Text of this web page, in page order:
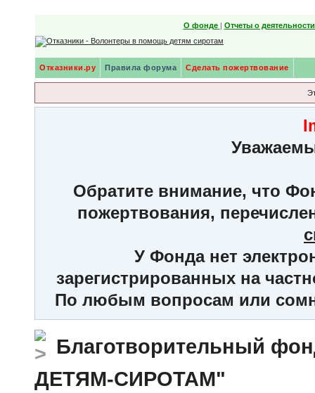
О фонде | Отчеты о
Отказники.ру Правила форума Сделать пожертвование
Обратите внимание, что
пожертвования,
У Фонда нет
зарегистрированных на
По любым вопросам или
Благотворительный
ДЕТЯМ-СИРОТАМ"